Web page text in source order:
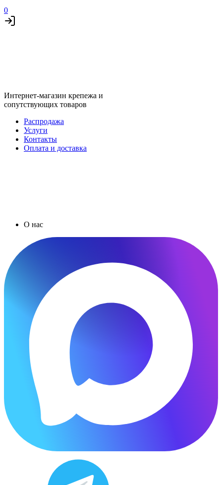
0
Интернет-магазин крепежа и
сопутствующих товаров
Распродажа
Услуги
Контакты
Оплата и доставка
О нас